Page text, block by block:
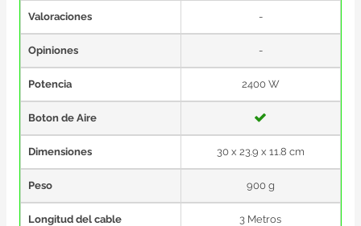
Valoraciones -
Opiniones -
Potencia 2400 W
Boton de Aire
Dimensiones 30 x 23.9 x 11.8 cm
Peso 900 g
Longitud del cable 3 Metros